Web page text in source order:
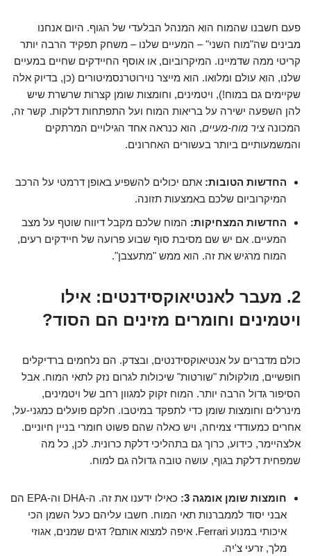
פעם חשבנו שהמוח הוא המנהל הבלעדי של הגוף. היום אנחנו
מבינים שה"מוח השני" – המעיים שלנו – משחק תפקיד הרבה יותר
קריטי ממה שדמיינו. המיקרוביום, או אוסף החיידקים שחיים במעיים
שלנו, הוא עולם ומלואו. הוא מייצר נוירוטרנסמיטורים (כן, בדיוק אלה
שקיימים גם במוח!), ויטמינים, וחומצות שומן קצרות שרשרת שיש
להן השפעה ישירה על בריאות המוח ועל התפתחות דלקות. קשר זה,
המכונהציר מוח-מעיים, הוא כנראה אחד הגילויים המרתקים
והמשמעותיים ביותר בעשורים האחרונים.
החדשות הטובות: אתם יכולים להשפיע באופן דרמטי על הרכב
המיקרוביום שלכם באמצעות תזונה.
החדשות המצחיקות: המוח שלכם מקבל דיווח שוטף על מצב
המעיים. אם יש שם מסיבת סוף שבוע פרועה של חיידקים רעים,
המוח מרגיש את זה. הוא ממש "מתעצבן".
2. מעבר לאנטיאוקסידנטים: אילו
ויטמינים וחומרים מזינים הם הסוד?
כולם מדברים על אנטיאוקסידנטים, ובצדק. הם נלחמים ברדיקלים
חופשיים, מולקולות "שורטות" שיכולות לגרום נזק לתאי המוח. אבל
הסיפור גדול הרבה יותר. המוח זקוק למגוון רחב של ויטמינים,
מינרלים וחומצות שומן כדי לתפקד במיטבו. חלקם פועלים כמגני-על,
אחרים כמעודדי צמיחה, ויש כאלה שהם פשוט חומרי בניין חיוניים.
אלצהיימר, כידוע, כרוך גם בתהליכי דלקת כרונית. לכן, כל מה
שמפחית דלקת בגוף, עושה טובה גדולה גם למוח.
חומצות שומן אומגה 3:
כאילו ידענו את זה. ה-DHA וה-EPA הם
אבני יסוד לממברנות תאי המוח. חשבו עליהם כעל השמן הכי
איכותי במנוע Ferrari. איפה למצוא אותם? דגים שמנים, אגוזי
מלך, זרעי צ'יה.